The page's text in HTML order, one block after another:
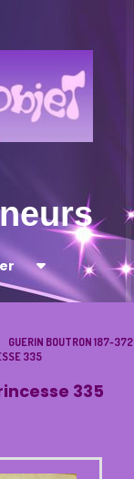
GUERIN BOUTRON 187-372
335
335